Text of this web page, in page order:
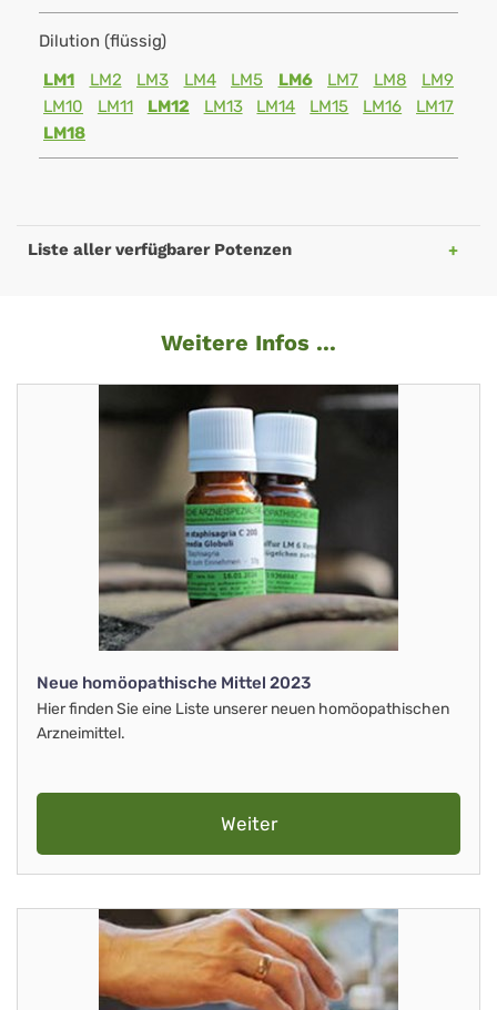
Dilution (flüssig)
LM1
LM2 LM3 LM4 LM5 LM6 LM7 LM8
LM9
LM10
LM11 LM12 LM13 LM14 LM15 LM16
LM17
LM18
Liste aller verfügbarer Potenzen
Weitere Infos ...
Neue homöopathische Mittel 2023
Hier finden Sie eine Liste unserer neuen homöopathischen
Arzneimittel.
Weiter